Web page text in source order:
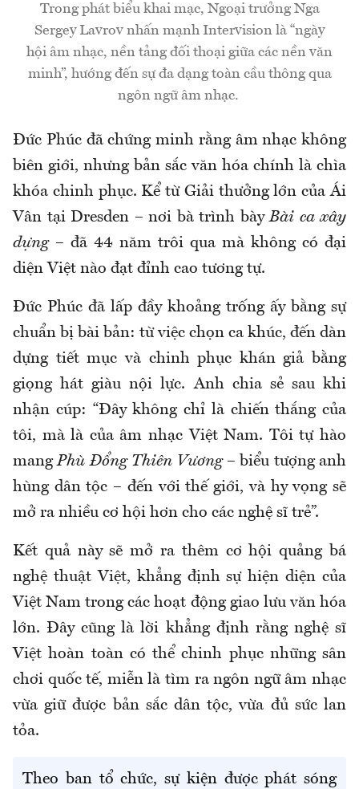
Trong phát biểu khai mạc, Ngoại trưởng Nga
Sergey Lavrov nhấn mạnh Intervision là “ngày
hội âm nhạc, nền tảng đối thoại giữa các nền văn
minh”, hướng đến sự đa dạng toàn cầu thông qua
ngôn ngữ âm nhạc.
Đức Phúc đã chứng minh rằng âm nhạc không
biên giới, nhưng bản sắc văn hóa chính là chìa
khóa chinh phục. Kể từ Giải thưởng lớn của Ái
Vân tại Dresden – nơi bà trình bàyBài ca xây
dựng– đã 44 năm trôi qua mà không có đại
diện Việt nào đạt đỉnh cao tương tự.
Đức Phúc đã lấp đầy khoảng trống ấy bằng sự
chuẩn bị bài bản: từ việc chọn ca khúc, đến dàn
dựng tiết mục và chinh phục khán giả bằng
giọng hát giàu nội lực. Anh chia sẻ sau khi
nhận cúp: “Đây không chỉ là chiến thắng của
tôi, mà là của âm nhạc Việt Nam. Tôi tự hào
mangPhù Đổng Thiên Vương– biểu tượng anh
hùng dân tộc – đến với thế giới, và hy vọng sẽ
mở ra nhiều cơ hội hơn cho các nghệ sĩ trẻ”.
Kết quả này sẽ mở ra thêm cơ hội quảng bá
nghệ thuật Việt, khẳng định sự hiện diện của
Việt Nam trong các hoạt động giao lưu văn hóa
lớn. Đây cũng là lời khẳng định rằng nghệ sĩ
Việt hoàn toàn có thể chinh phục những sân
chơi quốc tế, miễn là tìm ra ngôn ngữ âm nhạc
vừa giữ được bản sắc dân tộc, vừa đủ sức lan
tỏa.
Theo ban tổ chức, sự kiện được phát sóng